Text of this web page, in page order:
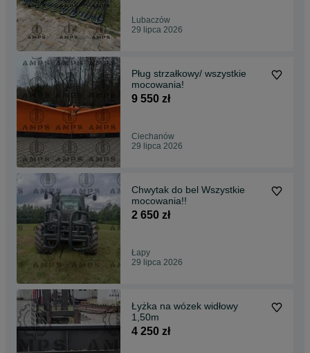
Lubaczów
29 lipca 2026
Pług strzałkowy/ wszystkie
mocowania!
9 550 zł
Ciechanów
29 lipca 2026
Chwytak do bel Wszystkie
mocowania!!
2 650 zł
Łapy
29 lipca 2026
Łyżka na wózek widłowy
1,50m
4 250 zł